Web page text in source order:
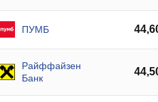
ПУМБ
Райффайзен
Банк